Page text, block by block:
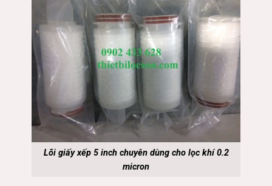
Lõi giấy xếp 5 inch chuyên dùng cho lọc khí 0.2
micron